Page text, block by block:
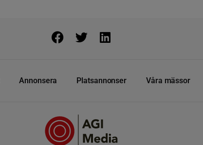
Annonsera Platsannonser Våra mässor